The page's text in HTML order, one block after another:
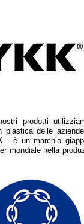
prodotti
plastica delle
- è un marchio
mondiale nella